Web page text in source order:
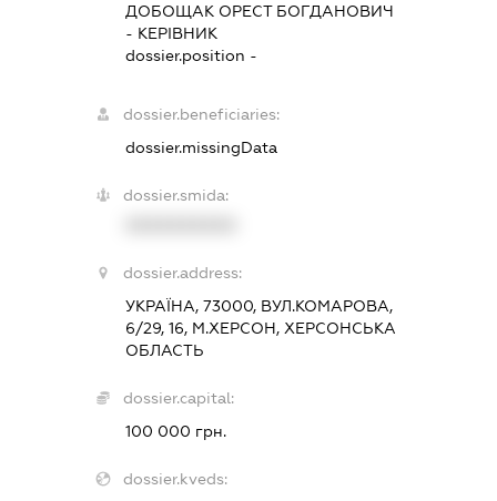
ДОБОЩАК ОРЕСТ БОГДАНОВИЧ
- КЕРІВНИК
dossier.position -
dossier.beneficiaries:
dossier.missingData
dossier.smida:
dossier.address:
УКРАЇНА, 73000, ВУЛ.КОМАРОВА,
6/29, 16, М.ХЕРСОН, ХЕРСОНСЬКА
ОБЛАСТЬ
dossier.capital:
100 000 грн.
dossier.kveds: